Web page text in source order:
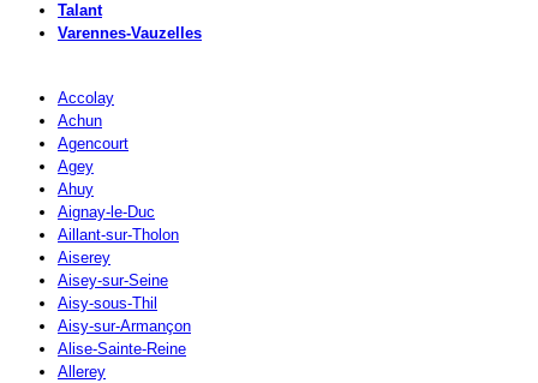
Talant
Varennes-Vauzelles
Accolay
Achun
Agencourt
Agey
Ahuy
Aignay-le-Duc
Aillant-sur-Tholon
Aiserey
Aisey-sur-Seine
Aisy-sous-Thil
Aisy-sur-Armançon
Alise-Sainte-Reine
Allerey